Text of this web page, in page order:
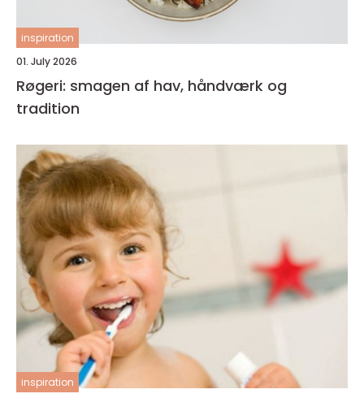
inspiration
01. July 2026
Røgeri: smagen af hav, håndværk og
tradition
inspiration